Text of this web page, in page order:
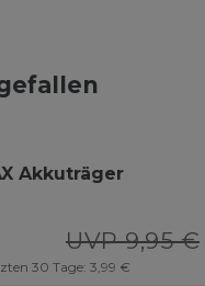
Akkuträger
UVP 9,95 €
30 Tage: 3,99 €